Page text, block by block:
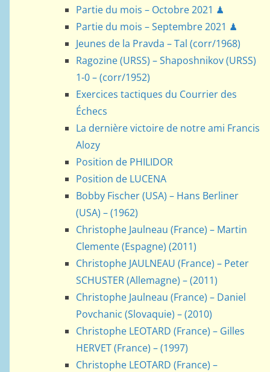
Partie du mois – Octobre 2021 ♟
Partie du mois – Septembre 2021 ♟
Jeunes de la Pravda – Tal (corr/1968)
Ragozine (URSS) – Shaposhnikov (URSS)
1-0 – (corr/1952)
Exercices tactiques du Courrier des
Échecs
La dernière victoire de notre ami Francis
Alozy
Position de PHILIDOR
Position de LUCENA
Bobby Fischer (USA) – Hans Berliner
(USA) – (1962)
Christophe Jaulneau (France) – Martin
Clemente (Espagne) (2011)
Christophe JAULNEAU (France) – Peter
SCHUSTER (Allemagne) – (2011)
Christophe Jaulneau (France) – Daniel
Povchanic (Slovaquie) – (2010)
Christophe LEOTARD (France) – Gilles
HERVET (France) – (1997)
Christophe LEOTARD (France) –